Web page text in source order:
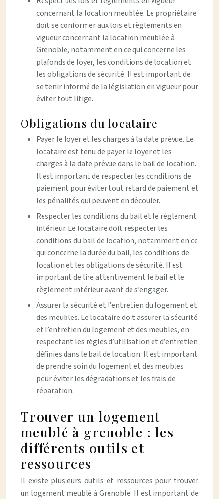
concernant la location meublée. Le propriétaire
doit se conformer aux lois et règlements en
vigueur concernant la location meublée à
Grenoble, notamment en ce qui concerne les
plafonds de loyer, les conditions de location et
les obligations de sécurité. Il est important de
se tenir informé de la législation en vigueur pour
éviter tout litige.
Obligations du locataire
Payer le loyer et les charges à la date prévue. Le
locataire est tenu de payer le loyer et les
charges à la date prévue dans le bail de location.
Il est important de respecter les conditions de
paiement pour éviter tout retard de paiement et
les pénalités qui peuvent en découler.
Respecter les conditions du bail et le règlement
intérieur. Le locataire doit respecter les
conditions du bail de location, notamment en ce
qui concerne la durée du bail, les conditions de
location et les obligations de sécurité. Il est
important de lire attentivement le bail et le
règlement intérieur avant de s’engager.
Assurer la sécurité et l’entretien du logement et
des meubles. Le locataire doit assurer la sécurité
et l’entretien du logement et des meubles, en
respectant les règles d’utilisation et d’entretien
définies dans le bail de location. Il est important
de prendre soin du logement et des meubles
pour éviter les dégradations et les frais de
réparation.
Trouver un logement
meublé à grenoble : les
différents outils et
ressources
Il existe plusieurs outils et ressources pour trouver
un logement meublé à Grenoble. Il est important de